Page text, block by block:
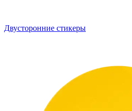
Двусторонние стикеры